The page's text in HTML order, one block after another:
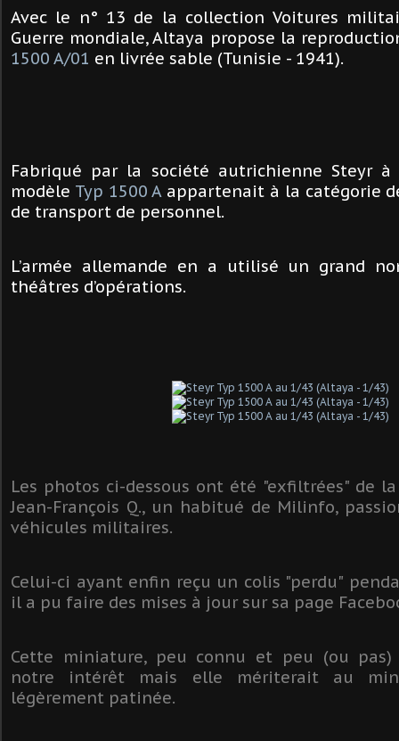
Avec le n° 13 de la collection Voitures
Guerre mondiale, Altaya propose la
1500 A/01 en livrée sable (Tunisie - 1941).
Fabriqué par la société autrichienne Steyr
modèle Typ 1500 Aappartenait à la catégorie
de transport de personnel.
L’armée allemande en a utilisé un grand
théâtres d’opérations.
Les photos ci-dessous ont été "exfiltrées" de
Jean-François Q., un habitué de Milinfo,
véhicules militaires.
Celui-ci ayant enfin reçu un colis "perdu"
il a pu faire des mises à jour sur sa page
Cette miniature, peu connu et peu (ou
notre intérêt mais elle mériterait au
légèrement patinée.